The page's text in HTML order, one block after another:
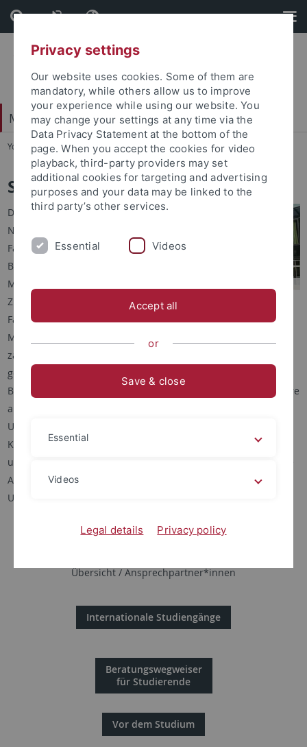
Skip
to
content
Skip
to
footer
Mathematisch-Naturwissenschaftliche Fakultät
You are here: Startseite ... Studium
Studieren an der MNF
Die Mathematisch-
Naturwissenschaftliche
Fakultät bietet über 90
Bachelor- und
Masterstudiengänge an.
Zusätzlich zu den etablierten
Fächern wie Biologie, Chemie, Geowissenschaften, Informatik,
Mathematik, Pharmazie, Physik oder Psychologie, sind
zahlreiche interdisziplinäre Studiengänge vertreten. Dazu
gehören sogenannte "moderne Klassiker" wie Biochemie,
Bioinformatik oder Geoökologie. Hinzu kommen spezialisiertere
anwendungsbezogene Fächer wie Angewandte
Umweltgeowissenschaften, Humangeographie,
Kognitionswissenschaften, Maschinelles Lernen, Medien-
und Medizininformatik, Nano-Science, Naturwissenschaftliche
Archäologie, Schulpsychologie und
Umweltnaturwissenschaften.
Übersicht / Ansprechpartner*innen
Internationale Studiengänge
Beratungswegweiser
für Studierende
Vor dem Studium
Privacy settings
Our website uses cookies. Some of them are
mandatory, while others allow us to improve
your experience while using our website. You
may change your settings at any time via the
Data Privacy Statement at the bottom of the
page. When you accept the cookies for video
playback, third-party providers may set
additional cookies for targeting and advertising
purposes and your data may be linked to the
third party’s other services.
Essential Videos
Accept all
or
Save & close
Essential
Videos
Legal details Privacy policy